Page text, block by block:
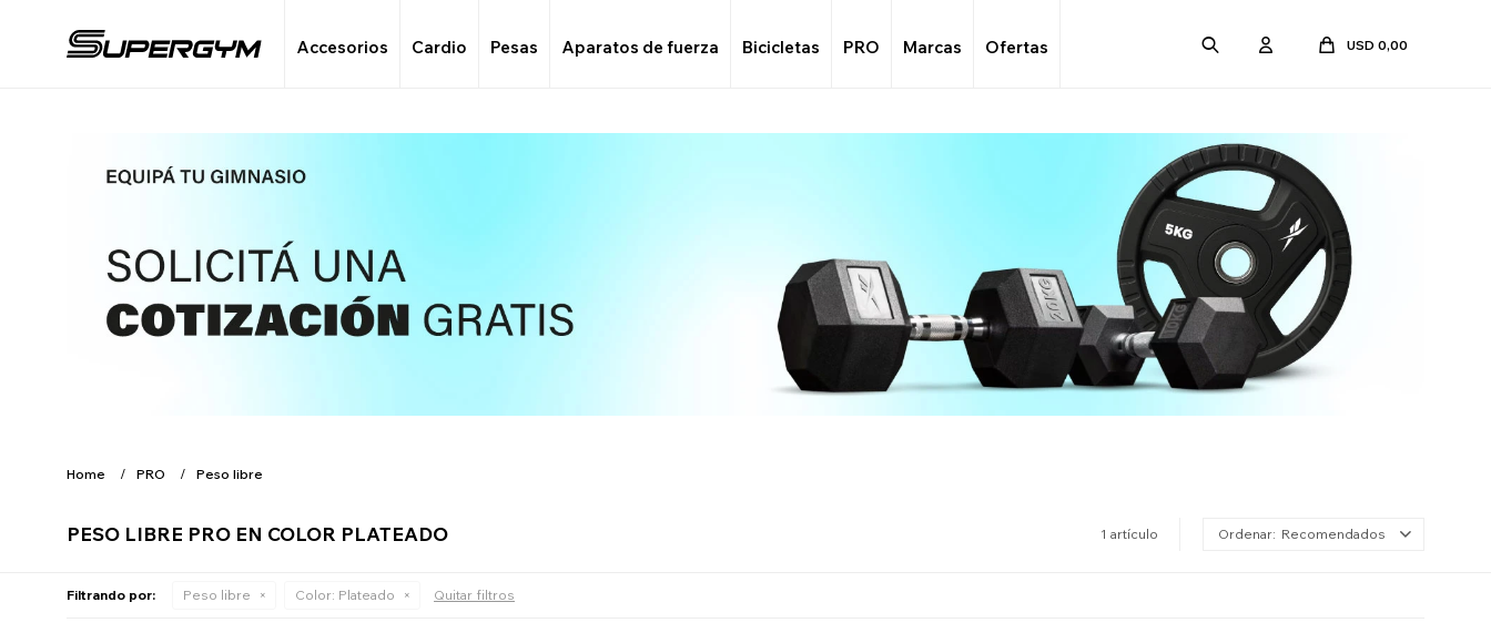
Accesorios Cardio Pesas Aparatos de fuerza Bicicletas PRO Marcas Ofertas USD 0,00
Home PRO Peso libre
PESO LIBRE PRO EN COLOR PLATEADO 1 artículo Recomendados
Filtrando por: Peso libre Color: Plateado Quitar filtros